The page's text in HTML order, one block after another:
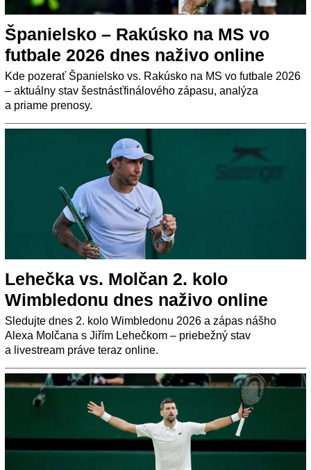
Španielsko – Rakúsko na MS vo
futbale 2026 dnes naživo online
Kde pozerať Španielsko vs. Rakúsko na MS vo futbale 2026
– aktuálny stav šestnásťfinálového zápasu, analýza
a priame prenosy.
Lehečka vs. Molčan 2. kolo
Wimbledonu dnes naživo online
Sledujte dnes 2. kolo Wimbledonu 2026 a zápas nášho
Alexa Molčana s Jiřím Lehečkom – priebežný stav
a livestream práve teraz online.